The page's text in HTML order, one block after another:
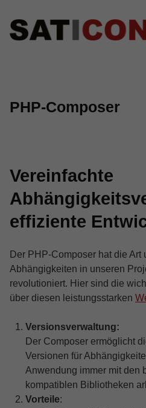
PHP-Composer
Vereinfachte
effiziente
Der PHP-Composer hat die Art
Abhängigkeiten in unseren
revolutioniert. Hier sind die
über diesen leistungsstarken
Versionsverwaltung:
Der Composer ermöglicht
Versionen für
Anwendung immer mit den
kompatiblen Bibliotheken
Vorteile: